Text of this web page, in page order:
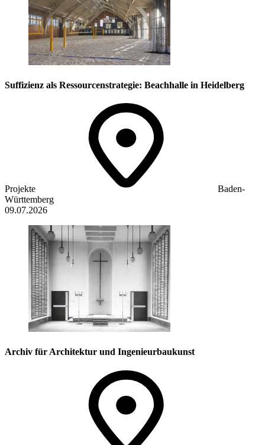
Suffizienz als Ressourcenstrategie: Beachhalle in Heidelberg
Projekte
Baden-
Württemberg
09.07.2026
Archiv für Architektur und Ingenieurbaukunst